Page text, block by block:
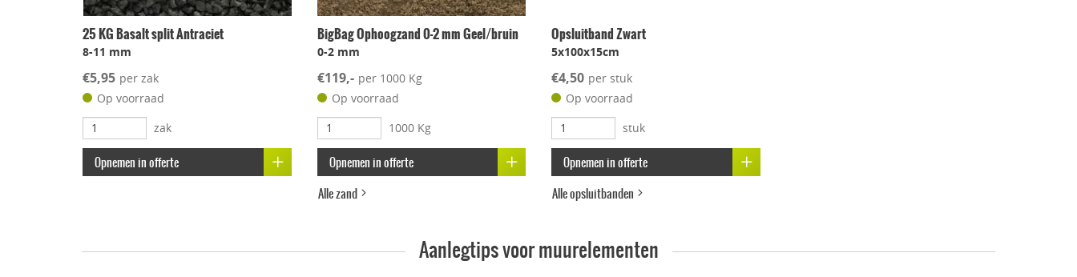
25 KG Basalt split Antraciet
8-11 mm
€5,95 per zak
Op voorraad
zak
Opnemen in offerte
BigBag Ophoogzand 0-2 mm Geel/bruin
0-2 mm
€119,- per 1000 Kg
Op voorraad
1000 Kg
Opnemen in offerte
Alle zand
Opsluitband Zwart
5x100x15cm
€4,50 per stuk
Op voorraad
stuk
Opnemen in offerte
Alle opsluitbanden
Aanlegtips voor muurelementen